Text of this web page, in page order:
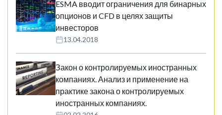
ESMA вводит ограничения для бинарных
опционов и CFD в целях защиты
инвесторов
13.04.2018
Закон о контролируемых иностранных
компаниях. Анализ и применение на
практике закона о контролируемых
иностранных компаниях.